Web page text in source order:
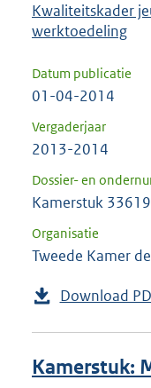
Kwaliteitskader
werktoedeling
Datum publicatie
01-04-2014
Vergaderjaar
2013-2014
Dossier- en
Kamerstuk
Organisatie
Tweede Kamer
Download
Kamerstuk: